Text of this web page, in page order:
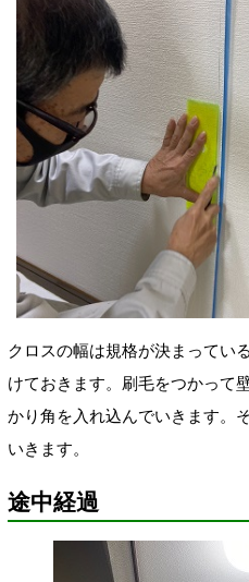
クロスの幅は規格が決まってい
けておきます。刷毛をつかって
かり角を入れ込んでいきます。
いきます。
途中経過